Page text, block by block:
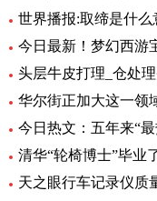
世界播报:取缔是什
头层牛皮打理_仓处
华尔街正加大这一领
清华“轮椅博士”毕
天之眼行车记录仪质